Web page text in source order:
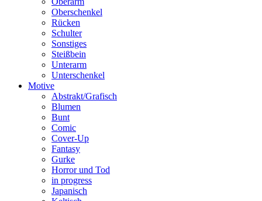
Oberschenkel
Rücken
Schulter
Sonstiges
Steißbein
Unterarm
Unterschenkel
Motive
Abstrakt/Grafisch
Blumen
Bunt
Comic
Cover-Up
Fantasy
Gurke
Horror und Tod
in progress
Japanisch